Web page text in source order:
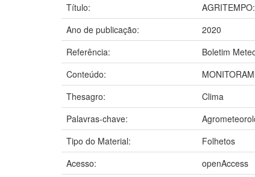
Título:
Ano de publicação:
2020
Referência:
Boletim
Conteúdo:
Thesagro:
Clima
Palavras-chave:
Tipo do Material:
Folhetos
Acesso:
openAccess